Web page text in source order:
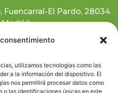
utilizamos tecnologías como las
a la información del dispositivo. El
nos permitirá procesar datos como
o las identificaciones únicas en este
Fuencarral-El Pardo, 28034
Madrid
10 59 91
newsletter